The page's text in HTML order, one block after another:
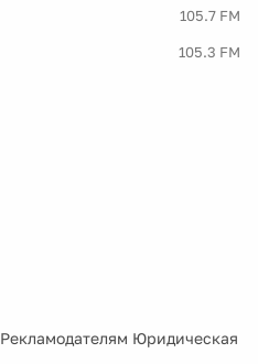
105.7 FM
105.3 FM
Рекламодателям Юридическая